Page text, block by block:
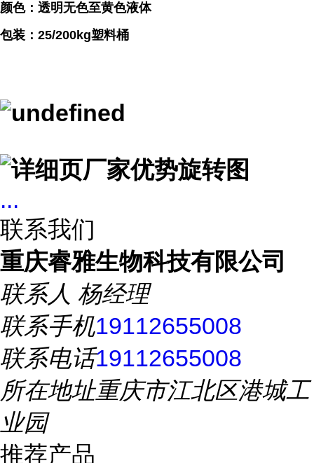
颜色：透明无色至黄色液体
包装：25/200kg塑料桶
...
联系我们
重庆睿雅生物科技有限公司
联系人 杨经理
联系手机19112655008
联系电话19112655008
所在地址重庆市江北区港城工
业园
推荐产品